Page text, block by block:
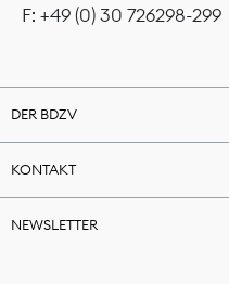
F: +49 (0) 30 726298-299
DER BDZV
KONTAKT
NEWSLETTER